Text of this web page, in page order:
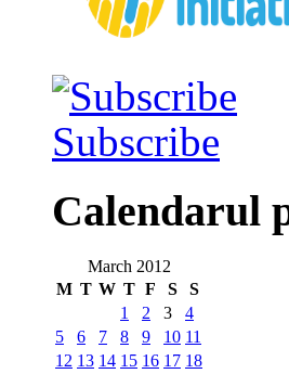
Subscribe
Calendarul
March 2012
M T W T F S
S
1
2 3
4
5
6 7 8 9 10 11
12 13 14 15 16 17 18